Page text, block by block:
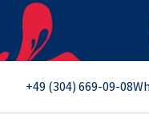
+49 (304) 669-09-08